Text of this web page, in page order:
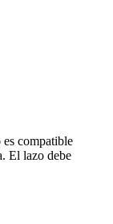
compatible
El lazo debe